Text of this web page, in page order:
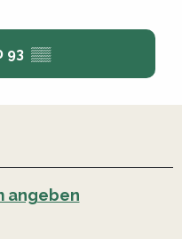
93 ▒▒
angeben